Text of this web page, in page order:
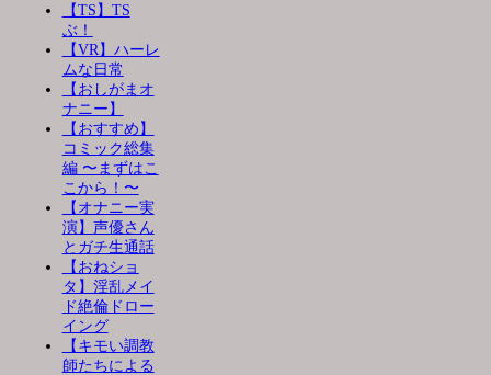
【TS】TS
ぶ！
【VR】ハーレ
ムな日常
【おしがまオ
ナニー】
【おすすめ】
コミック総集
編 〜まずはこ
こから！〜
【オナニー実
演】声優さん
とガチ生通話
【おねショ
タ】淫乱メイ
ド絶倫ドロー
イング
【キモい調教
師たちによる